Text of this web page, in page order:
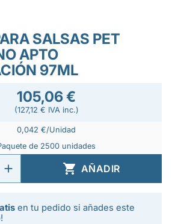
SALSAS PET
APTO
97ML
105,06 €
(127,12 € IVA inc.)
0,042 €/Unidad
de 2500 unidades
 AÑADIR
en tu pedido si añades este